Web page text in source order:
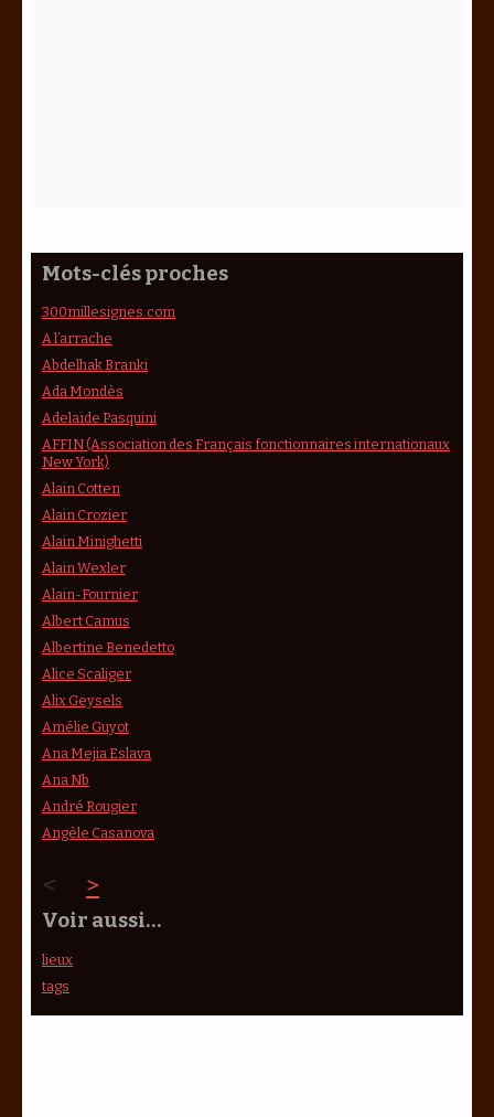
Mots-clés proches
300millesignes.com
A l’arrache
Abdelhak Branki
Ada Mondès
Adelaïde Pasquini
AFFIN (Association des Français fonctionnaires internationaux
New York)
Alain Cotten
Alain Crozier
Alain Minighetti
Alain Wexler
Alain-Fournier
Albert Camus
Albertine Benedetto
Alice Scaliger
Alix Geysels
Amélie Guyot
Ana Mejia Eslava
Ana Nb
André Rougier
Angèle Casanova
< >
Voir aussi…
lieux
tags